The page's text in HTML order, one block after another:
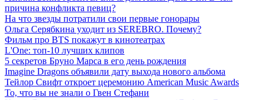
причина конфликта певиц?
На что звезды потратили свои первые гонорары
Ольга Серябкина уходит из SEREBRO. Почему?
Фильм про BTS покажут в кинотеатрах
L'One: топ-10 лучших клипов
5 секретов Бруно Марса в его день рождения
Imagine Dragons объявили дату выхода нового альбома
Тейлор Свифт откроет церемонию American Music Awards
То, что вы не знали о Гвен Стефани